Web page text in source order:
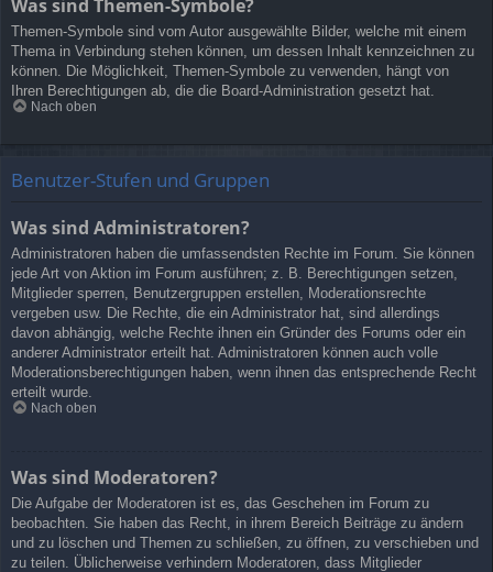
Was sind Themen-Symbole?
Themen-Symbole sind vom Autor ausgewählte Bilder, welche mit einem
Thema in Verbindung stehen können, um dessen Inhalt kennzeichnen zu
können. Die Möglichkeit, Themen-Symbole zu verwenden, hängt von
Ihren Berechtigungen ab, die die Board-Administration gesetzt hat.
Nach oben
Benutzer-Stufen und Gruppen
Was sind Administratoren?
Administratoren haben die umfassendsten Rechte im Forum. Sie können
jede Art von Aktion im Forum ausführen; z. B. Berechtigungen setzen,
Mitglieder sperren, Benutzergruppen erstellen, Moderationsrechte
vergeben usw. Die Rechte, die ein Administrator hat, sind allerdings
davon abhängig, welche Rechte ihnen ein Gründer des Forums oder ein
anderer Administrator erteilt hat. Administratoren können auch volle
Moderationsberechtigungen haben, wenn ihnen das entsprechende Recht
erteilt wurde.
Nach oben
Was sind Moderatoren?
Die Aufgabe der Moderatoren ist es, das Geschehen im Forum zu
beobachten. Sie haben das Recht, in ihrem Bereich Beiträge zu ändern
und zu löschen und Themen zu schließen, zu öffnen, zu verschieben und
zu teilen. Üblicherweise verhindern Moderatoren, dass Mitglieder